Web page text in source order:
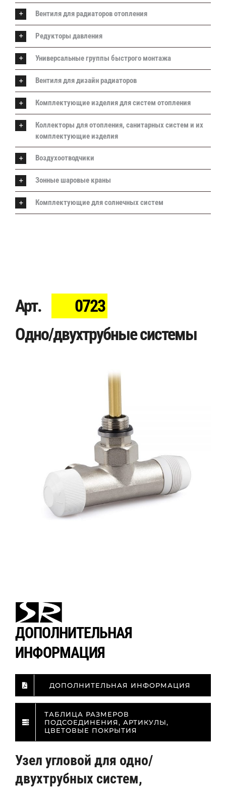
Арт.
0723
Одно/двухтрубные системы
ДОПОЛНИТЕЛЬНАЯ
ИНФОРМАЦИЯ
ДОПОЛНИТЕЛЬНАЯ ИНФОРМАЦИЯ
ТАБЛИЦА РАЗМЕРОВ
ПОДСОЕДИНЕНИЯ, АРТИКУЛЫ,
ЦВЕТОВЫЕ ПОКРЫТИЯ
Узел угловой для одно/
двухтрубных систем,
Вентиля для радиаторов отопления
Редукторы давления
Универсальные группы быстрого монтажа
Вентиля для дизайн радиаторов
Комплектующие изделия для систем отопления
Коллекторы для отопления, санитарных систем и их
комплектующие изделия
Воздухоотводчики
Зонные шаровые краны
Комплектующие для солнечных систем